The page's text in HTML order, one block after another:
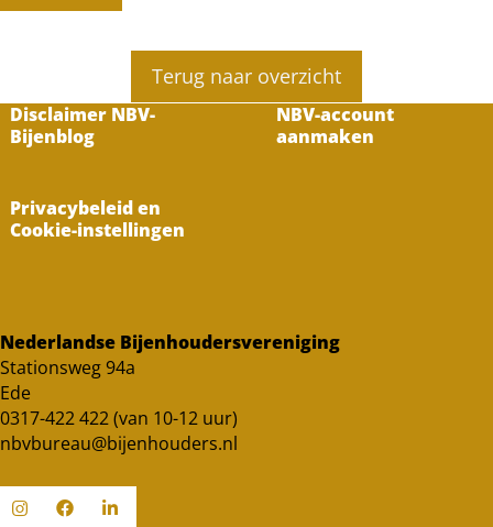
Terug naar overzicht
Disclaimer NBV-
Bijenblog
NBV-account
aanmaken
Privacybeleid en
Cookie-instellingen
Nederlandse Bijenhoudersvereniging
Stationsweg 94a
Ede
0317-422 422 (van 10-12 uur)
nbvbureau@bijenhouders.nl